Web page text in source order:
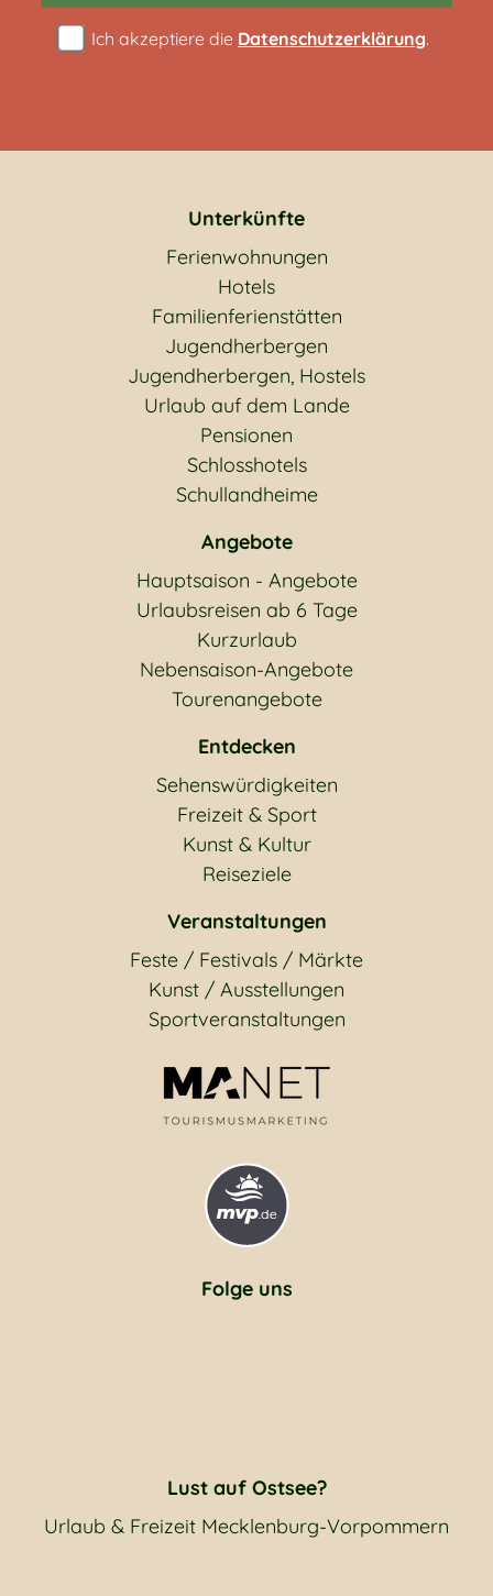
Ich akzeptiere die Datenschutzerklärung.
Unterkünfte
Ferienwohnungen
Hotels
Familienferienstätten
Jugendherbergen
Jugendherbergen, Hostels
Urlaub auf dem Lande
Pensionen
Schlosshotels
Schullandheime
Angebote
Hauptsaison - Angebote
Urlaubsreisen ab 6 Tage
Kurzurlaub
Nebensaison-Angebote
Tourenangebote
Entdecken
Sehenswürdigkeiten
Freizeit & Sport
Kunst & Kultur
Reiseziele
Veranstaltungen
Feste / Festivals / Märkte
Kunst / Ausstellungen
Sportveranstaltungen
Folge uns
Lust auf Ostsee?
Urlaub & Freizeit Mecklenburg-Vorpommern